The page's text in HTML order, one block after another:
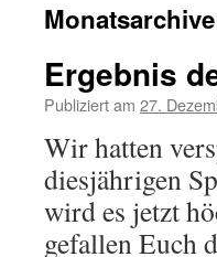
Ergebnis
Publiziert am 27.
Wir hatten
diesjährigen
wird es jetzt
gefallen Euch